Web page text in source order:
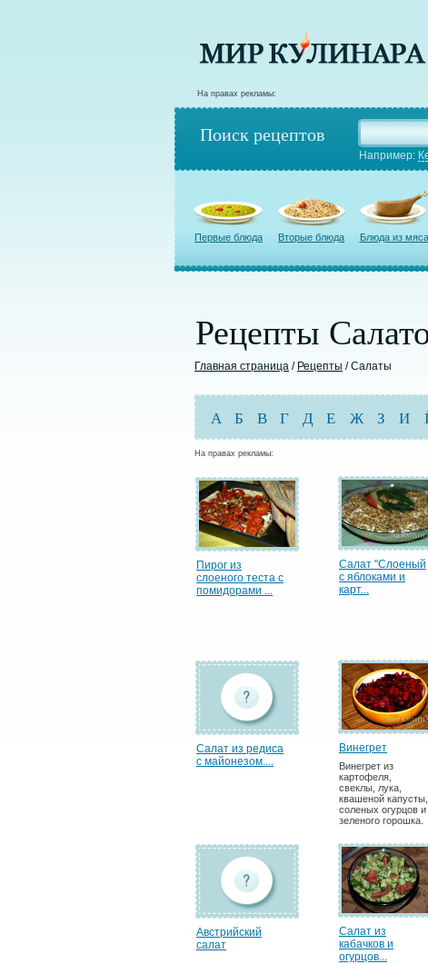
На правах рекламы:
Поиск рецептов
Например:
Первые блюда Вторые блюда Блюда из мяса
Рецепты
Главная страница / Рецепты / Салаты
А Б В Г Д Е Ж З И
На правах рекламы:
Пирог из
слоеного теста с
помидорами ...
Салат "Слоеный
с яблоками и
карт...
Салат из редиса
с майонезом....
Винегрет
Винегрет из
картофеля,
свеклы, лука,
квашеной капусты,
соленых огурцов и
зеленого горошка.
Австрийский
салат
Салат из
кабачков и
огурцов...